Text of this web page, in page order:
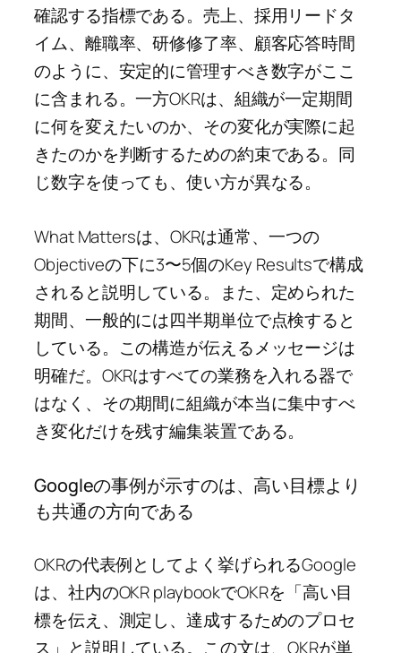
確認する指標である。売上、採用リードタ
イム、離職率、研修修了率、顧客応答時間
のように、安定的に管理すべき数字がここ
に含まれる。一方OKRは、組織が一定期間
に何を変えたいのか、その変化が実際に起
きたのかを判断するための約束である。同
じ数字を使っても、使い方が異なる。
What Mattersは、OKRは通常、一つの
Objectiveの下に3〜5個のKey Resultsで構成
されると説明している。また、定められた
期間、一般的には四半期単位で点検すると
している。この構造が伝えるメッセージは
明確だ。OKRはすべての業務を入れる器で
はなく、その期間に組織が本当に集中すべ
き変化だけを残す編集装置である。
Googleの事例が示すのは、高い目標より
も共通の方向である
OKRの代表例としてよく挙げられるGoogle
は、社内のOKR playbookでOKRを「高い目
標を伝え、測定し、達成するためのプロセ
ス」と説明している。この文は、OKRが単